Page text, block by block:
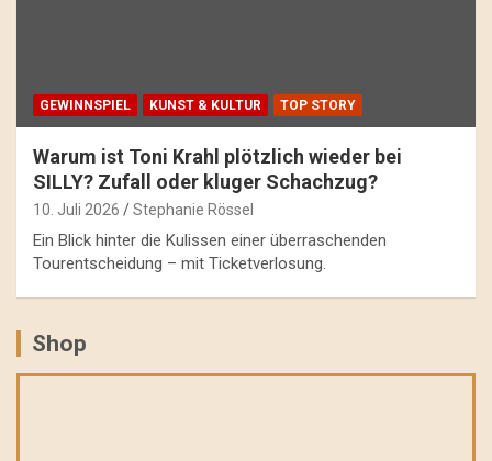
GEWINNSPIEL KUNST & KULTUR TOP STORY
Warum ist Toni Krahl plötzlich wieder bei
SILLY? Zufall oder kluger Schachzug?
10. Juli 2026 Stephanie Rössel
Ein Blick hinter die Kulissen einer überraschenden
Tourentscheidung – mit Ticketverlosung.
Shop